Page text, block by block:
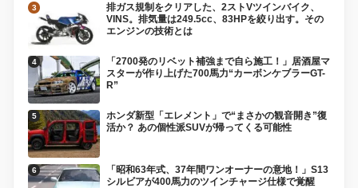
排ガス規制をクリアした、2ストVツインバイク、
VINS。排気量は249.5cc、83HPを絞り出す。その
エンジンの技術とは
「2700発のリベット補強まで自ら施工！」居酒屋マ
スターが作り上げた700馬力“カーボンケブラーGT-
R”
ホンダ新型「エレメント」で“まさかの観音開き”復
活か？ あの個性派SUVが帰ってくる可能性
「昭和63年式、37年間ワンオーナーの意地！」S13
シルビアが400馬力のツインチャージ仕様で覚醒